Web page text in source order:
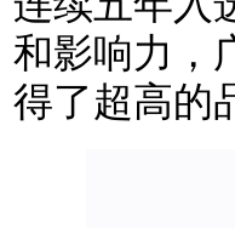
和影响力，
得了超高的